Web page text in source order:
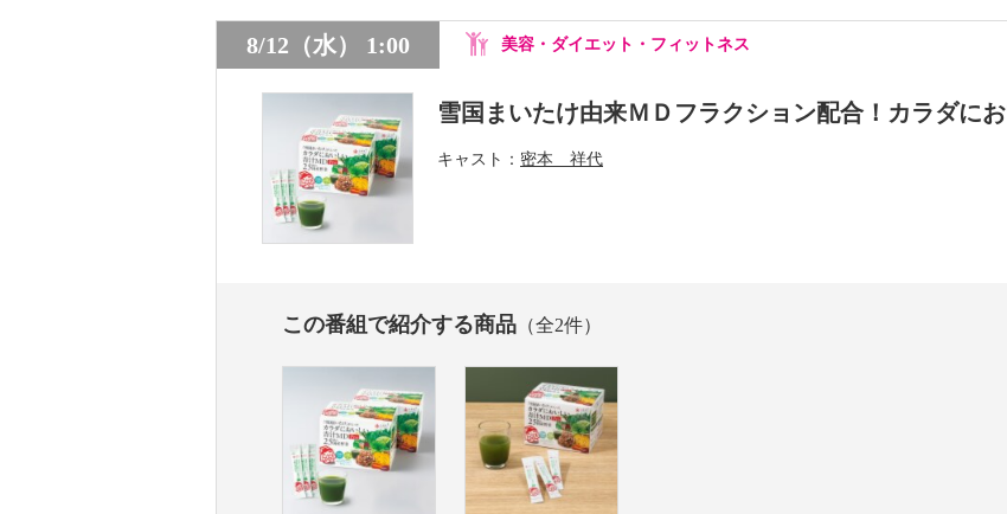
8/12（水） 1:00 美容・ダイエット・フィットネス
雪国まいたけ由来ＭＤフラクション配合！カラダに
キャスト 密本 祥代
この番組で紹介する商品 （全2件）